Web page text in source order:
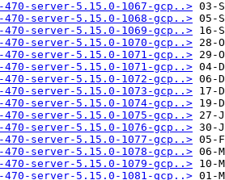
server-5.15.0-1067-gcp..>
server-5.15.0-1068-gcp..>
server-5.15.0-1069-gcp..>
server-5.15.0-1070-gcp..>
server-5.15.0-1071-gcp..>
server-5.15.0-1071-gcp..>
server-5.15.0-1072-gcp..>
server-5.15.0-1073-gcp..>
server-5.15.0-1074-gcp..>
server-5.15.0-1075-gcp..>
server-5.15.0-1076-gcp..>
server-5.15.0-1077-gcp..>
server-5.15.0-1078-gcp..>
server-5.15.0-1079-gcp..>
server-5.15.0-1081-gcp..>